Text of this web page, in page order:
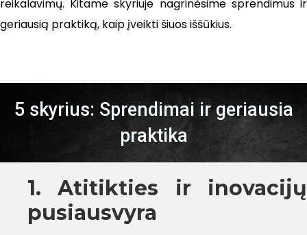
reikalavimų. Kitame skyriuje nagrinėsime sprendimus ir
geriausią praktiką, kaip įveikti šiuos iššūkius.
5 skyrius: Sprendimai ir geriausia
praktika
1. Atitikties ir inovacijų
pusiausvyra